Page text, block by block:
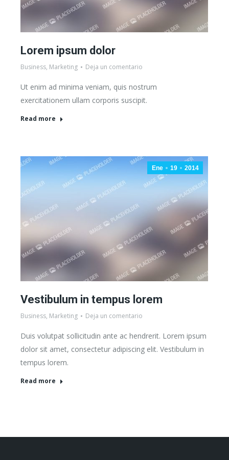
Lorem ipsum dolor
Business, Marketing Deja un comentario
Ut enim ad minima veniam, quis nostrum
exercitationem ullam corporis suscipit.
Read more
Ene 19 2014
Vestibulum in tempus lorem
Business, Marketing Deja un comentario
Duis volutpat sollicitudin ante ac hendrerit. Lorem ipsum
dolor sit amet, consectetur adipiscing elit. Vestibulum in
tempus lorem.
Read more